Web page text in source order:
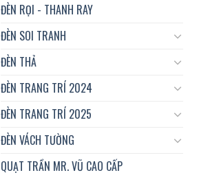
ĐÈN RỌI - THANH RAY
ĐÈN SOI TRANH
ĐÈN THẢ
ĐÈN TRANG TRÍ 2024
ĐÈN TRANG TRÍ 2025
ĐÈN VÁCH TƯỜNG
QUẠT TRẦN MR. VŨ CAO CẤP